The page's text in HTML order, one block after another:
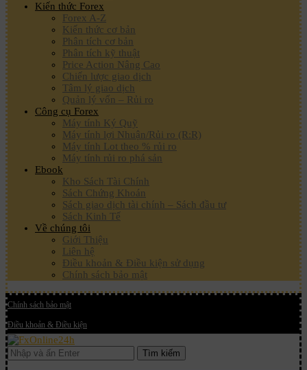
Kiến thức Forex
Forex A-Z
Kiến thức cơ bản
Phân tích cơ bản
Phân tích kỹ thuật
Price Action Nâng Cao
Chiến lược giao dịch
Tâm lý giao dịch
Quản lý vốn – Rủi ro
Công cụ Forex
Máy tính Ký Quỹ
Máy tính lợi Nhuận/Rủi ro (R:R)
Máy tính Lot theo % rủi ro
Máy tính rủi ro phá sản
Ebook
Kho Sách Tài Chính
Sách Chứng Khoán
Sách giao dịch tài chính – Sách đầu tư
Sách Kinh Tế
Về chúng tôi
Giới Thiệu
Liên hệ
Điều khoản & Điều kiện sử dụng
Chính sách bảo mật
Chính sách bảo mật
Điều khoản & Điều kiện
Tìm kiếm